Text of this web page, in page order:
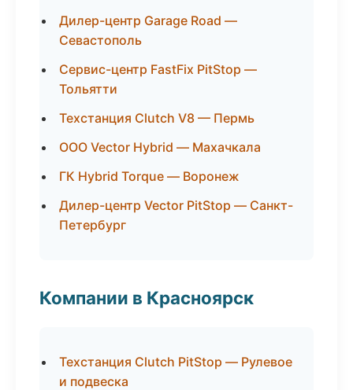
Дилер-центр Garage Road —
Севастополь
Сервис-центр FastFix PitStop —
Тольятти
Техстанция Clutch V8 — Пермь
ООО Vector Hybrid — Махачкала
ГК Hybrid Torque — Воронеж
Дилер-центр Vector PitStop — Санкт-
Петербург
Компании в Красноярск
Техстанция Clutch PitStop — Рулевое
и подвеска